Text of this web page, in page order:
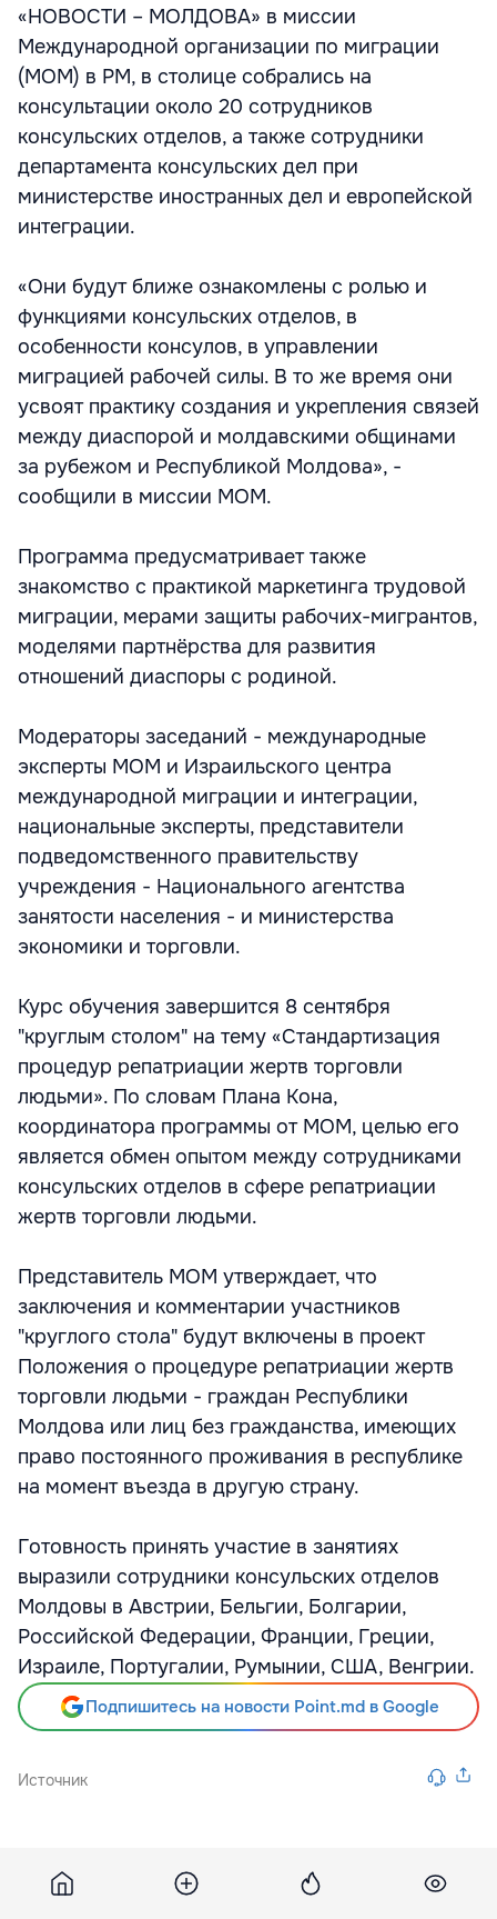
«НОВОСТИ – МОЛДОВА» в миссии
Международной организации по миграции
(МОМ) в РМ, в столице собрались на
консультации около 20 сотрудников
консульских отделов, а также сотрудники
департамента консульских дел при
министерстве иностранных дел и европейской
интеграции.
«Они будут ближе ознакомлены с ролью и
функциями консульских отделов, в
особенности консулов, в управлении
миграцией рабочей силы. В то же время они
усвоят практику создания и укрепления связей
между диаспорой и молдавскими общинами
за рубежом и Республикой Молдова», -
сообщили в миссии МОМ.
Программа предусматривает также
знакомство с практикой маркетинга трудовой
миграции, мерами защиты рабочих-мигрантов,
моделями партнёрства для развития
отношений диаспоры с родиной.
Модераторы заседаний - международные
эксперты МОМ и Израильского центра
международной миграции и интеграции,
национальные эксперты, представители
подведомственного правительству
учреждения - Национального агентства
занятости населения - и министерства
экономики и торговли.
Курс обучения завершится 8 сентября
"круглым столом" на тему «Стандартизация
процедур репатриации жертв торговли
людьми». По словам Плана Кона,
координатора программы от МОМ, целью его
является обмен опытом между сотрудниками
консульских отделов в сфере репатриации
жертв торговли людьми.
Представитель МОМ утверждает, что
заключения и комментарии участников
"круглого стола" будут включены в проект
Положения о процедуре репатриации жертв
торговли людьми - граждан Республики
Молдова или лиц без гражданства, имеющих
право постоянного проживания в республике
на момент въезда в другую страну.
Готовность принять участие в занятиях
выразили сотрудники консульских отделов
Молдовы в Австрии, Бельгии, Болгарии,
Российской Федерации, Франции, Греции,
Израиле, Португалии, Румынии, США, Венгрии.
Подпишитесь на новости Point.md в Google
Источник